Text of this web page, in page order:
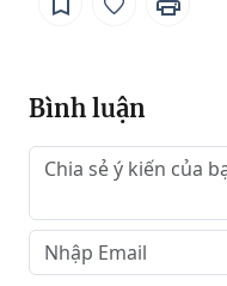
Bình luận